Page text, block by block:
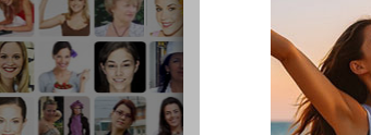
Les meilleures